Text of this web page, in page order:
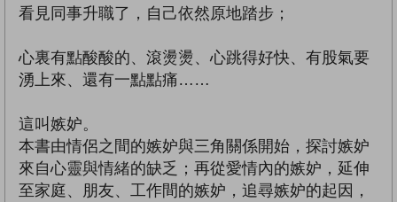
看見同事升職了，自己依然原地踏步；
心裏有點酸酸的、滾燙燙、心跳得好快、有股氣要
湧上來、還有一點點痛……
這叫嫉妒。
本書由情侶之間的嫉妒與三角關係開始，探討嫉妒
來自心靈與情緒的缺乏；再從愛情內的嫉妒，延伸
至家庭、朋友、工作間的嫉妒，追尋嫉妒的起因，